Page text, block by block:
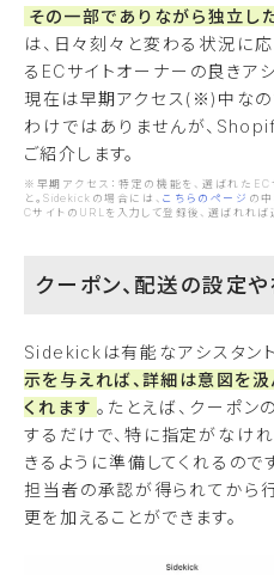
その一部でありながら独立
は、日々刻々と変わる状況に
るECサイトオーナーの良きア
現在は早期アクセス(※)中なの
わけではありませんが、
ご紹介します。
※早期アクセス：特定の機能を、選ばれたEC
と。Sidekickの場合には、こちらのページ の
CサイトのURLを入力して登録後、選ばれれば
クーポン、配送の設定
Sidekickは有能なアシスタント
示を与えれば、詳細は意図を
くれます 。たとえば、クーポ
するだけで、特に指定がなけ
きるように準備してくれるので
担当者の承認が得られてから
更を加えることができます。